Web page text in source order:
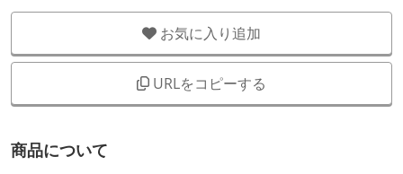
お気に入り追加
URLをコピーする
商品について